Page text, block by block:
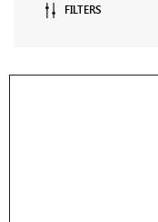
FILTERS